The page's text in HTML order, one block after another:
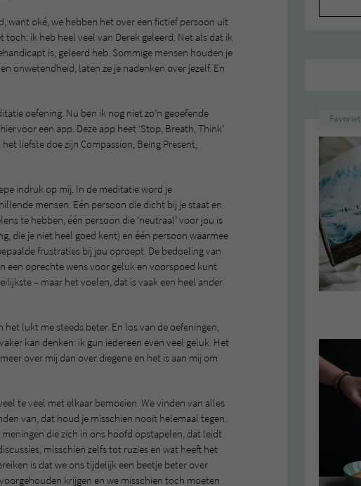
want oké, we hebben het over een fictief persoon uit
toch: ik heb heel veel van Derek geleerd. Net als dat ik
is, geleerd heb. Sommige mensen houden je
onwetendheid, laten ze je nadenken over jezelf. En
oefening. Nu ben ik nog niet zo’n geoefende
een app. Deze app heet ‘Stop, Breath, Think’
liefste doe zijn Compassion, Being Present,
indruk op mij. In de meditatie word je
mensen. Eén persoon die dicht bij je staat en
te hebben, één persoon die ‘neutraal’ voor jou is
die je niet heel goed kent) en één persoon waarmee
frustraties bij jou oproept. De bedoeling van
een oprechte wens voor geluk en voorspoed kunt
– maar het voelen, dat is vaak een heel ander
het lukt me steeds beter. En los van de oefeningen,
kan denken: ik gun iedereen even veel geluk. Het
over mij dan over diegene en het is aan mij om
te veel met elkaar bemoeien. We vinden van alles
van, dat houd je misschien nooit helemaal tegen.
die zich in ons hoofd opstapelen, dat leidt
misschien zelfs tot ruzies en wat heeft het
is dat we ons tijdelijk een beetje beter over
krijgen en we misschien toch moeten
Favoriet